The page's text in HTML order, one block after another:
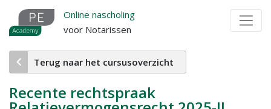
Overslaan
naar
de
inhoud
Online nascholing
voor Notarissen
Terug naar het cursusoverzicht
Recente rechtspraak